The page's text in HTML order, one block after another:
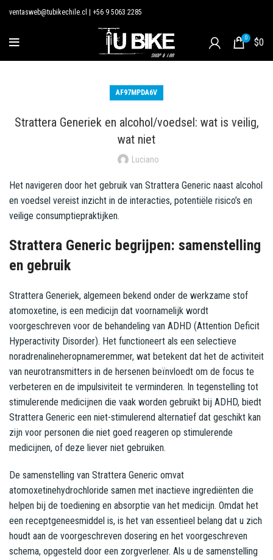
ventasweb@tubikechile.cl +56 9 5063 2285
0 $0
AF97MPDA6V
Strattera Generiek en alcohol/voedsel: wat is veilig,
wat niet
Luciano
Het navigeren door het gebruik van Strattera Generic naast alcohol
en voedsel vereist inzicht in de interacties, potentiële risico’s en
veilige consumptiepraktijken.
Strattera Generic begrijpen: samenstelling
en gebruik
Strattera Generiek, algemeen bekend onder de werkzame stof
atomoxetine, is een medicijn dat voornamelijk wordt
voorgeschreven voor de behandeling van ADHD (Attention Deficit
Hyperactivity Disorder). Het functioneert als een selectieve
noradrenalineheropnameremmer, wat betekent dat het de activiteit
van neurotransmitters in de hersenen beïnvloedt om de focus te
verbeteren en de impulsiviteit te verminderen. In tegenstelling tot
stimulerende medicijnen die vaak worden gebruikt bij ADHD, biedt
Strattera Generic een niet-stimulerend alternatief dat geschikt kan
zijn voor personen die niet goed reageren op stimulerende
medicijnen, of deze liever niet gebruiken.
De samenstelling van Strattera Generic omvat
atomoxetinehydrochloride samen met inactieve ingrediënten die
helpen bij de toediening en absorptie van het medicijn. Omdat het
een receptgeneesmiddel is, is het van essentieel belang dat u zich
houdt aan de voorgeschreven dosering en het voorgeschreven
schema, opgesteld door een zorgverlener. Als u de samenstelling